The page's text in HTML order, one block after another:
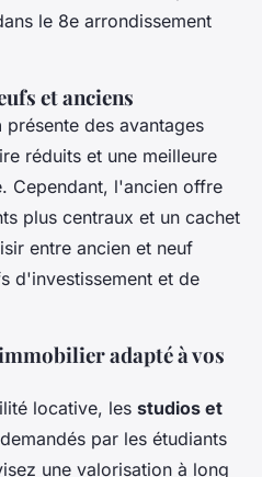
le 8e arrondissement
et anciens
présente des avantages
réduits et une meilleure
Cependant, l'ancien offre
plus centraux et un cachet
entre ancien et neuf
d'investissement et de
adapté à vos
locative, les studios et
par les étudiants
une valorisation à long